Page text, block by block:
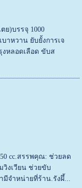
ย)บรรจุ 1000
าหวาน ยับยั้งการเจ
หลอดเลือด ขับส
cc.สรรพคุณ: ช่วยลด
วิงเวียน ช่วยขับ
จำหน่ายที่ร้าน.รังผึ้...